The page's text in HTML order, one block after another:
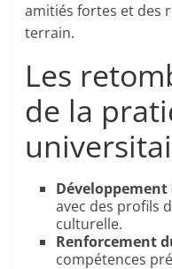
amitiés fortes et des
terrain.
Les
de la
avec des profils
culturelle.
Renforcement
compétences